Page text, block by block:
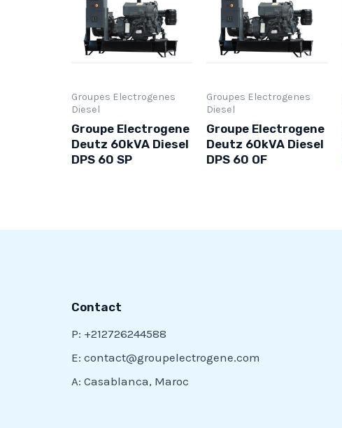
Groupes Electrogenes
Diesel
Groupe Electrogene
Deutz 60kVA Diesel
DPS 60 SP
Groupes Electrogenes
Diesel
Groupe Electrogene
Deutz 60kVA Diesel
DPS 60 OF
Contact
P: +212726244588
E: contact@groupelectrogene.com
A: Casablanca, Maroc